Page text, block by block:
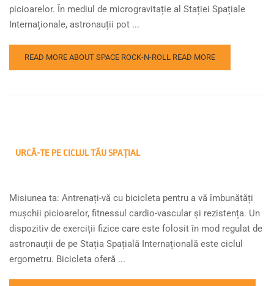
picioarelor. În mediul de microgravitație al Stației Spațiale
Internaționale, astronauții pot ...
READ MORE ABOUT SPACE ROCK-N-ROLL READ MORE
URCĂ-TE PE CICLUL TĂU SPAȚIAL
Misiunea ta: Antrenați-vă cu bicicleta pentru a vă îmbunătăți
mușchii picioarelor, fitnessul cardio-vascular și rezistența. Un
dispozitiv de exerciții fizice care este folosit în mod regulat de
astronauții de pe Stația Spațială Internațională este ciclul
ergometru. Bicicleta oferă ...